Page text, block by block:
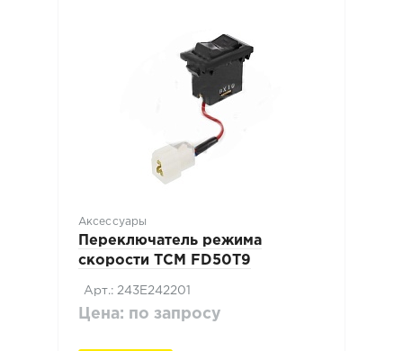
Аксессуары
Переключатель режима
скорости TCM FD50T9
Арт.: 243E242201
Цена: по запросу